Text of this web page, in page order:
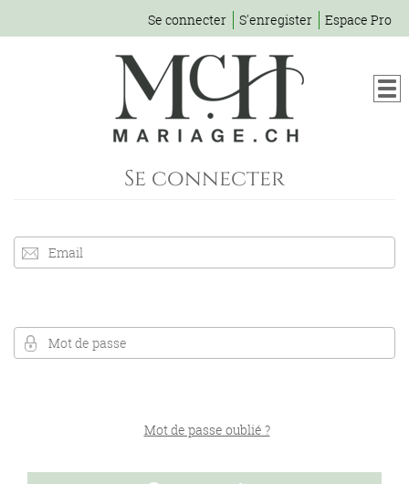
Se connecter S'enregister Espace Pro
Se connecter
Mot de passe oublié ?